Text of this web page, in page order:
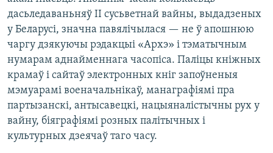
дасьледаваньняў ІІ сусьветнай вайны, выдадзеных
у Беларусі, значна павялічылася — не ў апошнюю
чаргу дзякуючы рэдакцыі «Архэ» і тэматычным
нумарам аднайменнага часопіса. Паліцы кніжных
крамаў і сайтаў электронных кніг запоўненыя
мэмуарамі военачальнікаў, манаграфіямі пра
партызанскі, антысавецкі, нацыяналістычны рух у
вайну, біяграфіямі розных палітычных і
культурных дзеячаў таго часу.